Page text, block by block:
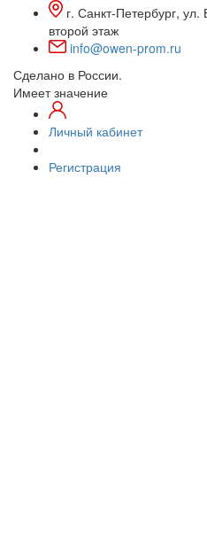
г. Санкт-Петербург,
второй этаж
info@owen-prom.ru
Сделано в России.
Имеет значение
Личный кабинет
Регистрация